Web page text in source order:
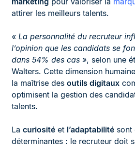
attirer les meilleurs talents.
« La personnalité du recruteur
l’opinion que les candidats se
dans 54% des cas », selon une
Walters. Cette dimension
la maîtrise des outils digitaux
optimisent la gestion des
talents.
La curiosité et l’adaptabilité sont
déterminantes : le recruteur doit